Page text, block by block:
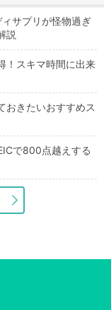
ィサプリが怪物過ぎ
説
！スキマ時間に出来
おきたいおすすめス
で800点越えする